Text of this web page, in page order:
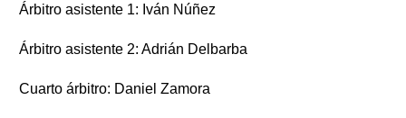
Árbitro asistente 1: Iván Núñez
Árbitro asistente 2: Adrián Delbarba
Cuarto árbitro: Daniel Zamora